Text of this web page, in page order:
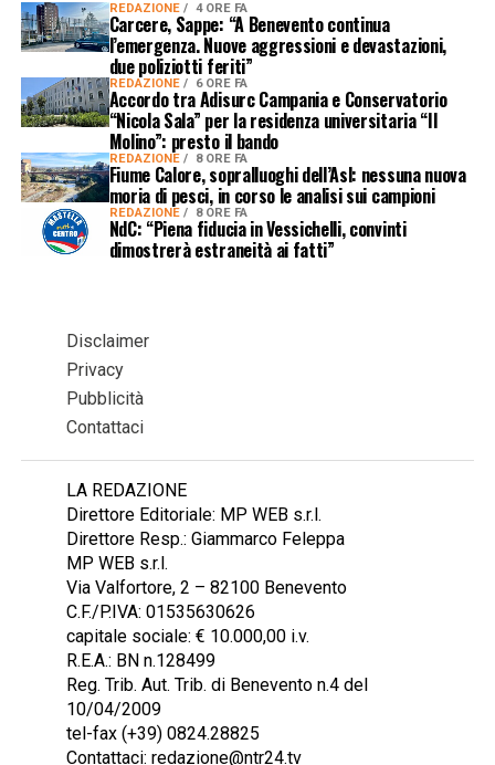
REDAZIONE 4 ORE FA
Carcere, Sappe: “A Benevento continua
l’emergenza. Nuove aggressioni e devastazioni,
due poliziotti feriti”
REDAZIONE 6 ORE FA
Accordo tra Adisurc Campania e Conservatorio
“Nicola Sala” per la residenza universitaria “Il
Molino”: presto il bando
REDAZIONE 8 ORE FA
Fiume Calore, sopralluoghi dell’Asl: nessuna nuova
moria di pesci, in corso le analisi sui campioni
REDAZIONE 8 ORE FA
NdC: “Piena fiducia in Vessichelli, convinti
dimostrerà estraneità ai fatti”
Disclaimer
Privacy
Pubblicità
Contattaci
LA REDAZIONE
Direttore Editoriale: MP WEB s.r.l.
Direttore Resp.: Giammarco Feleppa
MP WEB s.r.l.
Via Valfortore, 2 – 82100 Benevento
C.F./P.IVA: 01535630626
capitale sociale: € 10.000,00 i.v.
R.E.A.: BN n.128499
Reg. Trib. Aut. Trib. di Benevento n.4 del
10/04/2009
tel-fax (+39) 0824.28825
Contattaci: redazione@ntr24.tv